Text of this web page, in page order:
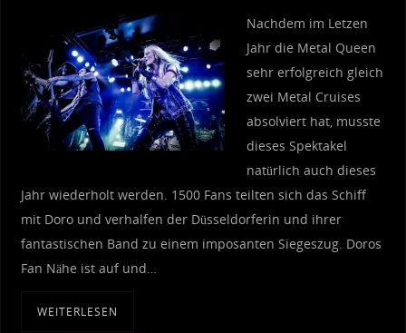
Nachdem im Letzen
Jahr die Metal Queen
sehr erfolgreich gleich
zwei Metal Cruises
absolviert hat, musste
dieses Spektakel
natürlich auch dieses
Jahr wiederholt werden. 1500 Fans teilten sich das Schiff
mit Doro und verhalfen der Düsseldorferin und ihrer
fantastischen Band zu einem imposanten Siegeszug. Doros
Fan Nähe ist auf und…
WEITERLESEN